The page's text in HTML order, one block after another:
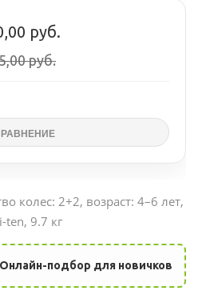
руб.
руб.
колес: 2+2, возраст: 4–6 лет,
ten, 9.7 кг
подбор для новичков